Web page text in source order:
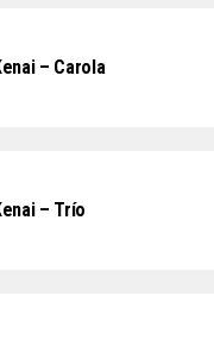
– Carola
– Trío